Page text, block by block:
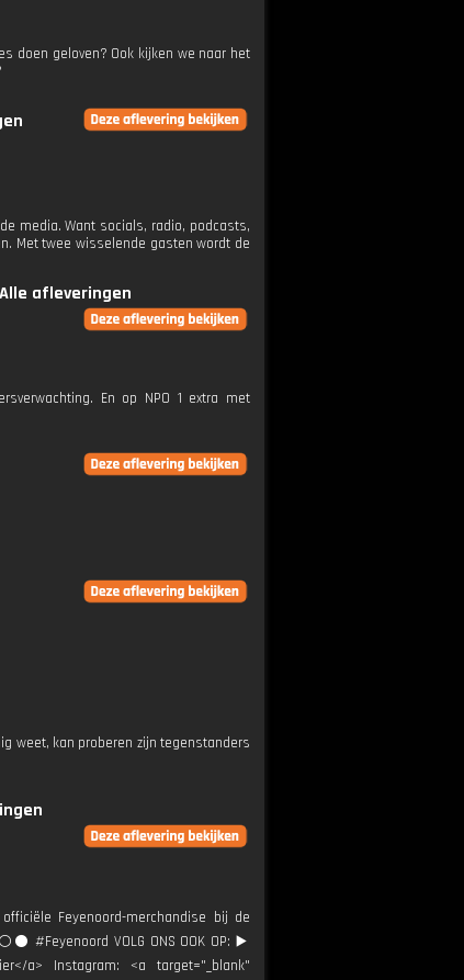
doen geloven? Ook kijken we naar het
media. Want socials, radio, podcasts,
Met twee wisselende gasten wordt de
Alle afleveringen
En op NPO 1 extra met
weet, kan proberen zijn tegenstanders
Feyenoord-merchandise bij de
#Feyenoord VOLG ONS OOK OP: ▶️
a> Instagram: <a target="_blank"